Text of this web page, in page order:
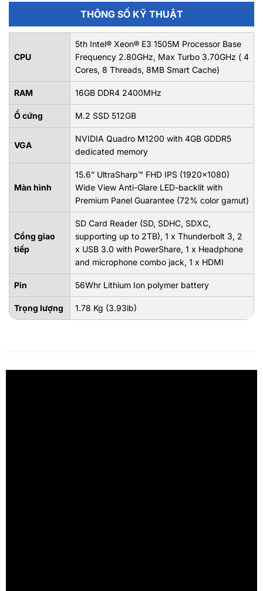
THÔNG SỐ KỸ THUẬT
CPU
5th Intel® Xeon® E3 1505M Processor Base
Frequency 2.80GHz, Max Turbo 3.70GHz ( 4
Cores, 8 Threads, 8MB Smart Cache)
RAM 16GB DDR4 2400MHz
Ổ cứng M.2 SSD 512GB
VGA
NVIDIA Quadro M1200 with 4GB GDDR5
dedicated memory
Màn hình
15.6” UltraSharp™ FHD IPS (1920x1080)
Wide View Anti-Glare LED-backlit with
Premium Panel Guarantee (72% color gamut)
Cổng giao
tiếp
SD Card Reader (SD, SDHC, SDXC,
supporting up to 2TB), 1 x Thunderbolt 3, 2
x USB 3.0 with PowerShare, 1 x Headphone
and microphone combo jack, 1 x HDMI
Pin 56Whr Lithium Ion polymer battery
Trọng lượng 1.78 Kg (3.93lb)